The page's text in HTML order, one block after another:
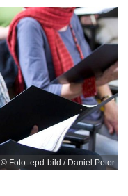
© Foto: epd-bild / Daniel Peter